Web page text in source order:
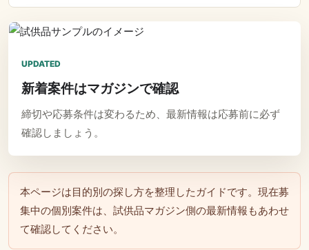
UPDATED
新着案件はマガジンで確認
締切や応募条件は変わるため、最新情報は応募前に必ず
確認しましょう。
本ページは目的別の探し方を整理したガイドです。現在募
集中の個別案件は、試供品マガジン側の最新情報もあわせ
て確認してください。